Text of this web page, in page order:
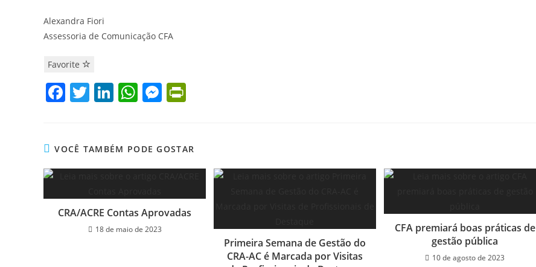
Alexandra Fiori
Assessoria de Comunicação CFA
Favorite
F
e
b
o
T
er
Li
e
dI
W
s
A
p
M
e
n
er
ri
e
dl
VOCÊ TAMBÉM PODE GOSTAR
CRA/ACRE Contas Aprovadas
18 de maio de 2023
Primeira Semana de Gestão do
CRA-AC é Marcada por Visitas
CFA premiará boas práticas de
gestão pública
10 de agosto de 2023